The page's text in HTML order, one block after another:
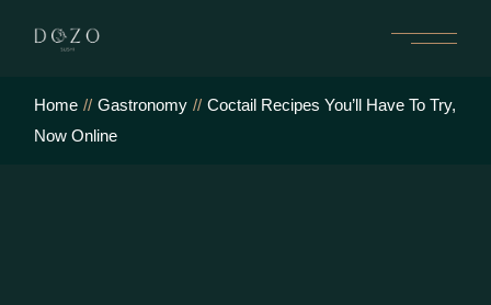
Home Gastronomy
Coctail Recipes You’ll Have To Try,
Now Online